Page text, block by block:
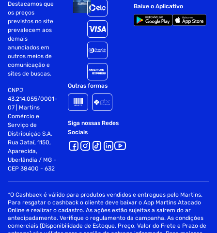
Destacamos que
os preços
previstos no site
prevalecem aos
demais
anunciados em
outros meios de
comunicação e
sites de buscas.
CNPJ
43.214.055/0001-
07 | Martins
Comércio e
Serviço de
Distribuição S.A.
Rua Jataí, 1150,
Aparecida,
Uberlândia / MG -
CEP 38400 - 632
Outras formas
Siga nossas Redes
Sociais
Baixe o Aplicativo
*O Cashback é válido para produtos vendidos e entregues pelo Martins.
Para resgatar o cashback o cliente deve baixar o App Martins Atacado
Online e realizar o cadastro. As ações estão sujeitas a saírem do ar
antecipadamente. Verifique o regulamento da campanha. As condições
comerciais (Disponibilidade de Estoque, Preço, Valor do Frete e Prazo de